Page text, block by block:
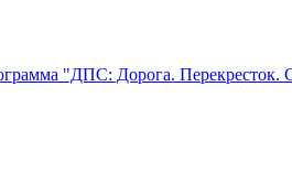
"ДПС: Дорога. Перекресток.